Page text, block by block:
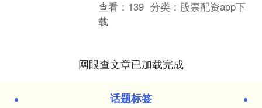
详细介绍石油化工消泡剂的....
查看： 139 分类： 股票配资app下
载
网眼查文章已加载完成
话题标签